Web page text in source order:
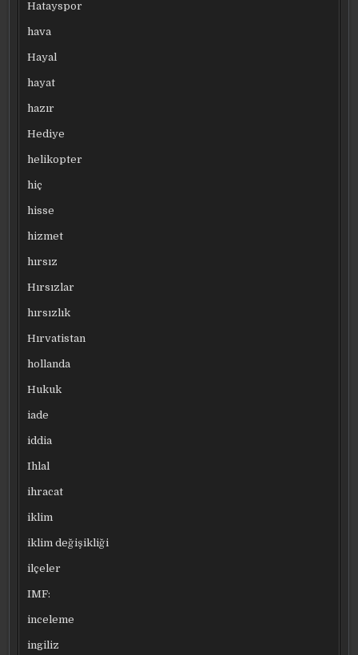
Hatayspor
hava
Hayal
hayat
hazır
Hediye
helikopter
hiç
hisse
hizmet
hırsız
Hırsızlar
hırsızlık
Hırvatistan
hollanda
Hukuk
iade
iddia
Ihlal
ihracat
iklim
iklim değişikliği
ilçeler
IMF:
inceleme
ingiliz